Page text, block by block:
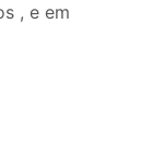
, e em